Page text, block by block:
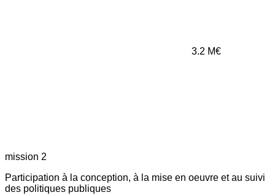
3.2 M€
mission 2
Participation à la conception, à la mise en oeuvre et au suivi
des politiques publiques